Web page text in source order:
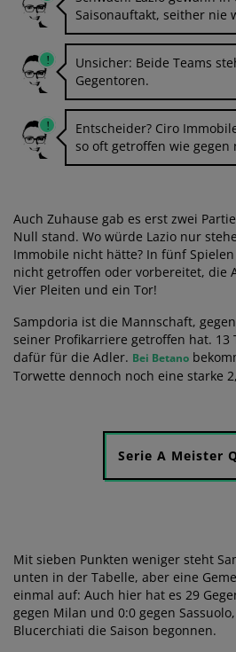
Saisonauftakt, seither nie
Unsicher: Beide Teams
Gegentoren.
Entscheider? Ciro
so oft getroffen wie gegen
Auch Zuhause gab es erst zwei
Null stand. Wo würde Lazio nur
Immobile nicht hätte? In fünf
nicht getroffen oder vorbereitet, die
Vier Pleiten und ein Tor!
Sampdoria ist die Mannschaft,
seiner Profikarriere getroffen hat. 13
dafür für die Adler. Bei Betano
Torwette dennoch noch eine starke
Serie A Meister
Mit sieben Punkten weniger steht
unten in der Tabelle, aber eine
einmal auf: Auch hier hat es 29
gegen Milan und 0:0 gegen
Blucerchiati die Saison begonnen.